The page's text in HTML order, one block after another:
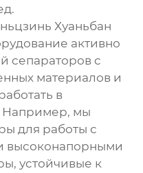
Хуаньбан
активно
сепараторов с
материалов и
в
Например, мы
для работы с
высоконапорными
устойчивые к